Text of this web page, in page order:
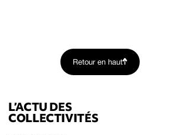
Retour en haut
L’ACTU DES
COLLECTIVITÉS